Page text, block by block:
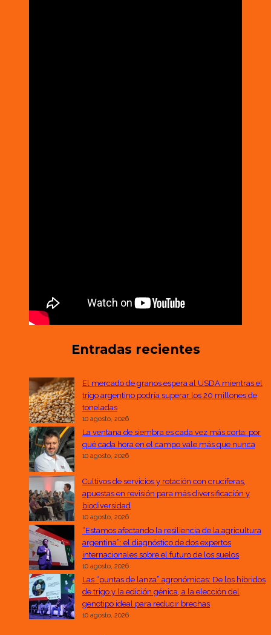
Entradas recientes
El mercado de granos espera al USDA mientras el
trigo argentino podría superar los 20 millones de
toneladas
10 agosto, 2026
La ventana de siembra es cada vez más corta: por
qué cada hora en el campo vale más que nunca
10 agosto, 2026
Cultivos de servicios y rotación con crucíferas,
apuestas en revisión para más diversificación y
biodiversidad
10 agosto, 2026
“Estamos afectando la resiliencia de la agricultura
argentina”: el diagnóstico de dos expertos
internacionales sobre el futuro de los suelos
10 agosto, 2026
Las “puntas de lanza” agronómicas: De los híbridos
de trigo y la edición génica, a la elección del
genotipo ideal para reducir brechas
10 agosto, 2026